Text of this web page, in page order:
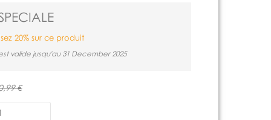
20% sur ce produit
valide jusqu'au 31 December 2025
€